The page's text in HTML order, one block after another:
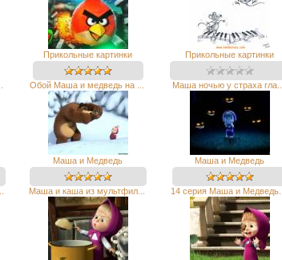
Прикольные картинки Прикольные картинки
Обой Маша и медведь на ...
Маша и Медведь
Маша ночью у страха гла...
Маша и Медведь
Маша и каша из мультфил... 14 серия Маша и Медведь...